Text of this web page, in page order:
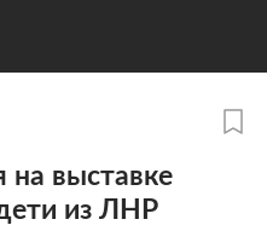
на выставке
из ЛНР